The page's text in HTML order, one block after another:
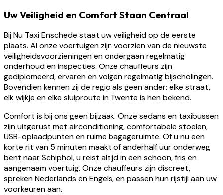
Uw Veiligheid en Comfort Staan Centraal
Bij Nu Taxi Enschede staat uw veiligheid op de eerste
plaats. Al onze voertuigen zijn voorzien van de nieuwste
veiligheidsvoorzieningen en ondergaan regelmatig
onderhoud en inspecties. Onze chauffeurs zijn
gediplomeerd, ervaren en volgen regelmatig bijscholingen.
Bovendien kennen zij de regio als geen ander: elke straat,
elk wijkje en elke sluiproute in Twente is hen bekend.
Comfort is bij ons geen bijzaak. Onze sedans en taxibussen
zijn uitgerust met airconditioning, comfortabele stoelen,
USB-oplaadpunten en ruime bagageruimte. Of u nu een
korte rit van 5 minuten maakt of anderhalf uur onderweg
bent naar Schiphol, u reist altijd in een schoon, fris en
aangenaam voertuig. Onze chauffeurs zijn discreet,
spreken Nederlands en Engels, en passen hun rijstijl aan uw
voorkeuren aan.